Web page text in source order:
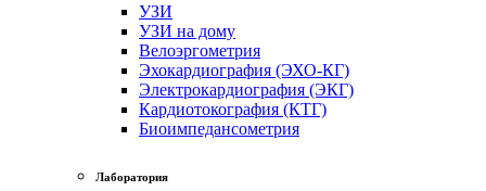
УЗИ
УЗИ на дому
Велоэргометрия
Эхокардиография (ЭХО-КГ)
Электрокардиография (ЭКГ)
Кардиотокография (КТГ)
Биоимпедансометрия
Лаборатория